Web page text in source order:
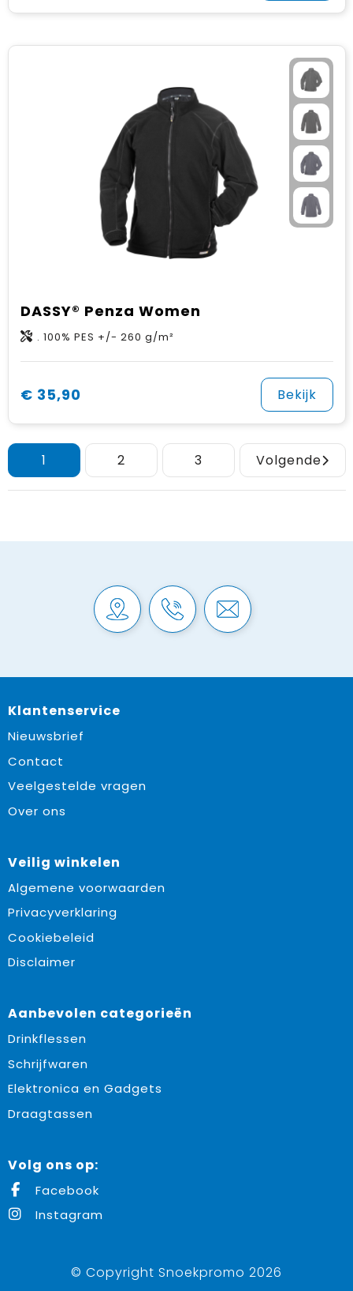
DASSY® Penza Women
. 100% PES +/- 260 g/m²
€ 35,90 Bekijk
1 2 3 Volgende
Klantenservice
Nieuwsbrief
Contact
Veelgestelde vragen
Over ons
Veilig winkelen
Algemene voorwaarden
Privacyverklaring
Cookiebeleid
Disclaimer
Aanbevolen categorieën
Drinkflessen
Schrijfwaren
Elektronica en Gadgets
Draagtassen
Volg ons op:
Facebook
Instagram
© Copyright Snoekpromo 2026